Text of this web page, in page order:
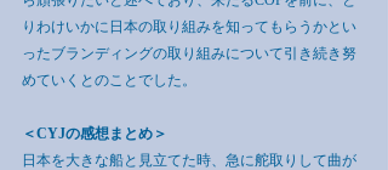
りわけいかに日本の取り組みを知ってもらうかとい
ったブランディングの取り組みについて引き続き努
めていくとのことでした。
＜CYJの感想まとめ＞
日本を大きな船と見立てた時、急に舵取りして曲が